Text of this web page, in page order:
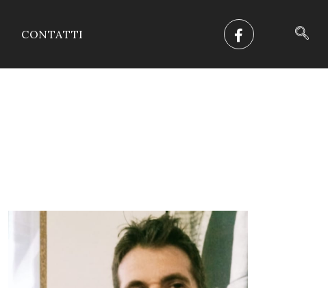
CONTATTI